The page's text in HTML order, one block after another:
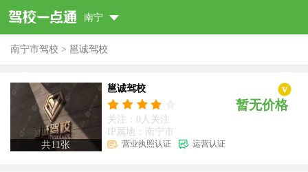
南宁
南宁市驾校 > 邕诚驾校
共11张
邕诚驾校
暂无价格
关注：0人关注
IP属地：南宁市
营业执照认证 运营认证